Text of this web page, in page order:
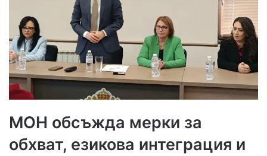
МОН обсъжда мерки за
обхват, езикова интеграция и